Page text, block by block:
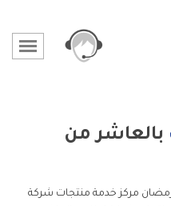
بالعاشر من
مركز خدمة منتجات شركة